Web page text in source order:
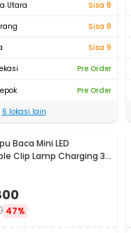
Utara
Sisa 8
Sisa 8
Sisa 9
Pre Order
Pre Order
6 lokasi lain
Baca Mini LED
Clip Lamp Charging 3
47%